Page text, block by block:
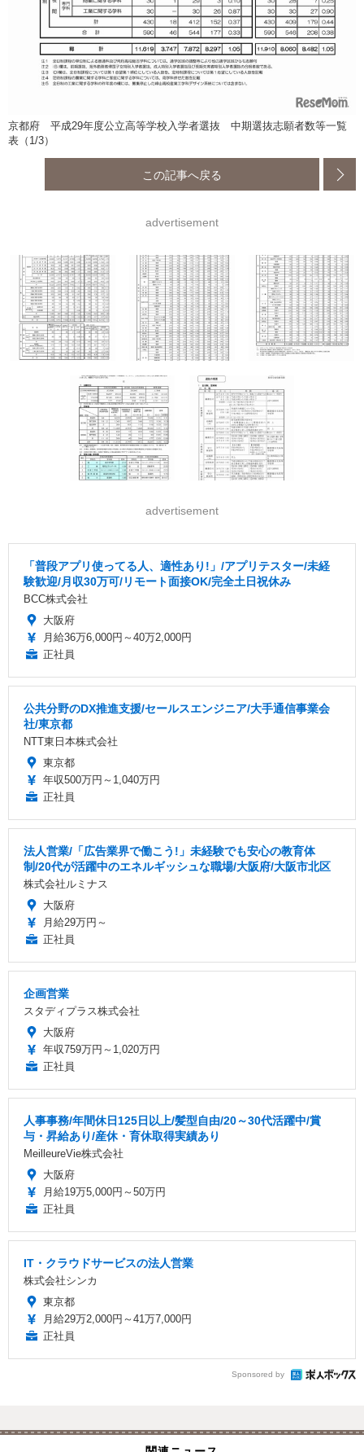
京都府 平成29年度公立高等学校入学者選抜 中期選抜志願者数等一覧
表（1/3）
この記事へ戻る
advertisement
advertisement
「普段アプリ使ってる人、適性あり!」/アプリテスター/未経
験歓迎/月収30万可/リモート面接OK/完全土日祝休み
BCC株式会社
大阪府
月給36万6,000円～40万2,000円
正社員
公共分野のDX推進支援/セールスエンジニア/大手通信事業会
社/東京都
NTT東日本株式会社
東京都
年収500万円～1,040万円
正社員
法人営業/「広告業界で働こう!」未経験でも安心の教育体
制/20代が活躍中のエネルギッシュな職場/大阪府/大阪市北区
株式会社ルミナス
大阪府
月給29万円～
正社員
企画営業
スタディプラス株式会社
大阪府
年収759万円～1,020万円
正社員
人事事務/年間休日125日以上/髪型自由/20～30代活躍中/賞
与・昇給あり/産休・育休取得実績あり
MeilleureVie株式会社
大阪府
月給19万5,000円～50万円
正社員
IT・クラウドサービスの法人営業
株式会社シンカ
東京都
月給29万2,000円～41万7,000円
正社員
Sponsored by